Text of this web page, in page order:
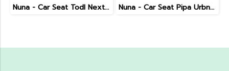
Nuna - Car Seat Todl Next (Frost) Nuna - Car Seat Pipa Urbn (Caviar)